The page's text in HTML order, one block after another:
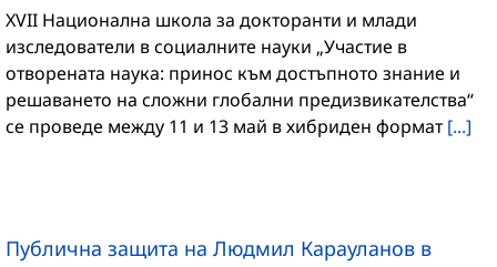
XVII Национална школа за докторанти и млади
изследователи в социалните науки „Участие в
отворената наука: принос към достъпното знание и
решаването на сложни глобални предизвикателства“
се проведе между 11 и 13 май в хибриден формат[...]
Публична защита на Людмил Карауланов в